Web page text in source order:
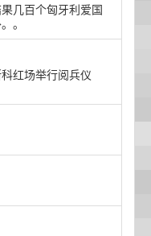
几百个匈牙利爱国
。
红场举行阅兵仪